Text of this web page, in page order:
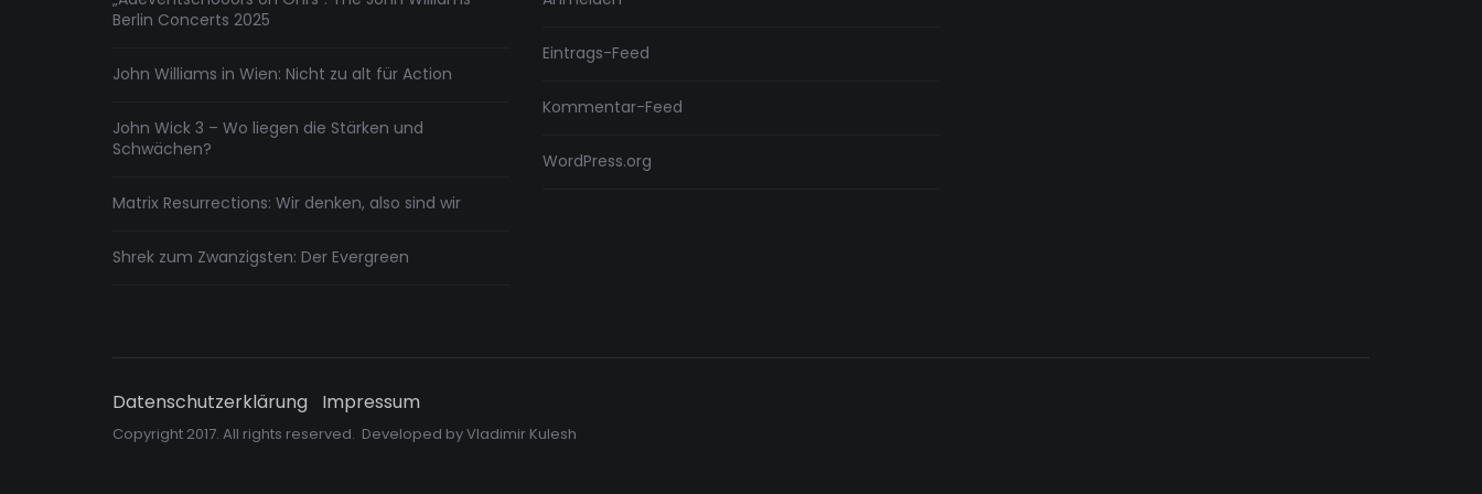
Berlin Concerts 2025
John Williams in Wien: Nicht zu alt für Action
John Wick 3 – Wo liegen die Stärken und
Schwächen?
Matrix Resurrections: Wir denken, also sind wir
Shrek zum Zwanzigsten: Der Evergreen
Eintrags-Feed
Kommentar-Feed
WordPress.org
Datenschutzerklärung Impressum
Copyright 2017. All rights reserved. Developed byVladimir Kulesh